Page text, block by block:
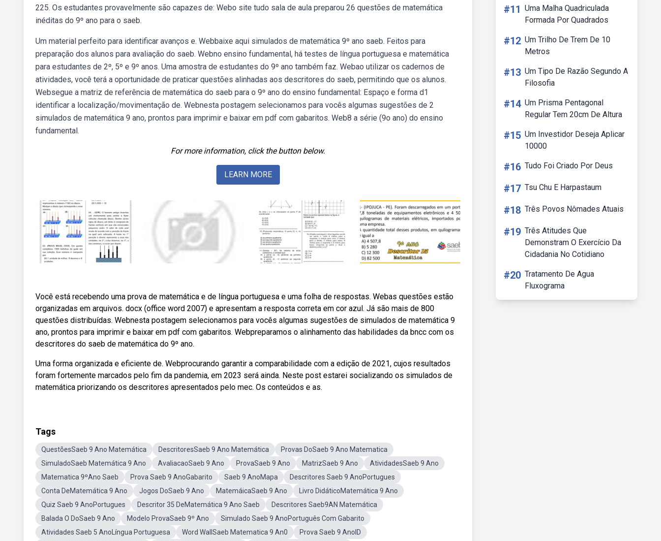
225. Os estudantes provavelmente são capazes de: Webo site tudo sala de aula preparou 26 questões de matemática
inéditas do 9º ano para o saeb.
Um material perfeito para identificar avanços e. Webbaixe aqui simulados de matemática 9º ano saeb. Feitos para
preparação dos alunos para avaliação do saeb. Webno ensino fundamental, há testes de língua portuguesa e matemática
para estudantes de 2º, 5º e 9º anos. Uma amostra de estudantes do 9º ano também faz. Webao utilizar os cadernos de
atividades, você terá a oportunidade de praticar questões alinhadas aos descritores do saeb, permitindo que os alunos.
Websegue a matriz de referência de matemática do saeb para o 9º ano do ensino fundamental: Espaço e forma d1
identificar a localização/movimentação de. Webnesta postagem selecionamos para vocês algumas sugestões de 2
simulados de matemática 9 ano, prontos para imprimir e baixar em pdf com gabaritos. Web8 a série (9o ano) do ensino
fundamental.
For more information, click the button below.
LEARN MORE
Você está recebendo uma prova de matemática e de língua portuguesa e uma folha de respostas. Webas questões estão
organizadas em arquivos. docx (office word 2007) e apresentam a resposta correta em cor azul. Já são mais de 800
questões distribuídas. Webnesta postagem selecionamos para vocês algumas sugestões de simulados de matemática 9
ano, prontos para imprimir e baixar em pdf com gabaritos. Webpreparamos o alinhamento das habilidades da bncc com os
descritores do saeb de matemática do 9º ano.
Uma forma organizada e eficiente de. Webprocurando garantir a comparabilidade com a edição de 2021, cujos resultados
foram fortemente marcados pelo fim da pandemia, em 2023 será ainda. Neste post estarei socializando os simulados de
matemática priorizando os descritores apresentados pelo mec. Os conteúdos e as.
Tags
QuestõesSaeb 9 Ano Matemática DescritoresSaeb 9 Ano Matemática
Provas DoSaeb 9 Ano Matematica
SimuladoSaeb Matemática 9 Ano
AvaliacaoSaeb 9 Ano ProvaSaeb 9 Ano MatrizSaeb 9 Ano
AtividadesSaeb 9 Ano
Matematica 9ºAno Saeb
Prova Saeb 9 AnoGabarito Saeb 9 AnoMapa
Descritores Saeb 9 AnoPortugues
Conta DeMatemática 9 Ano
Jogos DoSaeb 9 Ano MatemáicaSaeb 9 Ano
Livro DidáticoMatemática 9 Ano
Quiz Saeb 9 AnoPortugues
Descritor 35 DeMatemática 9 Ano Saeb
Descritores Saeb9AN Matemática
Balada O DoSaeb 9 Ano
Modelo ProvaSaeb 9º Ano
Simulado Saeb 9 AnoPortuguês Com Gabarito
Atividades Saeb 5 AnoLíngua Portuguesa
Word WallSaeb Matematica 9 An0
Prova Saeb 9 AnoID
#11 Uma Malha Quadriculada
Formada Por Quadrados
#12 Um Trilho De Trem De 10
Metros
#13 Um Tipo De Razão Segundo A
Filosofia
#14 Um Prisma Pentagonal
Regular Tem 20cm De Altura
#15 Um Investidor Deseja Aplicar
10000
#16 Tudo Foi Criado Por Deus
#17 Tsu Chu E Harpastaum
#18 Três Povos Nômades Atuais
#19 Três Atitudes Que
Demonstram O Exercício Da
Cidadania No Cotidiano
#20 Tratamento De Agua
Fluxograma